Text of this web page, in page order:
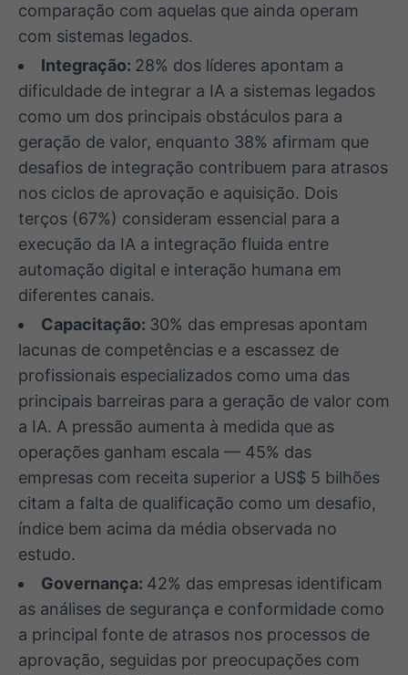
comparação com aquelas que ainda operam
com sistemas legados.
Integração: 28% dos líderes apontam a
dificuldade de integrar a IA a sistemas legados
como um dos principais obstáculos para a
geração de valor, enquanto 38% afirmam que
desafios de integração contribuem para atrasos
nos ciclos de aprovação e aquisição. Dois
terços (67%) consideram essencial para a
execução da IA a integração fluida entre
automação digital e interação humana em
diferentes canais.
Capacitação: 30% das empresas apontam
lacunas de competências e a escassez de
profissionais especializados como uma das
principais barreiras para a geração de valor com
a IA. A pressão aumenta à medida que as
operações ganham escala — 45% das
empresas com receita superior a US$ 5 bilhões
citam a falta de qualificação como um desafio,
índice bem acima da média observada no
estudo.
Governança: 42% das empresas identificam
as análises de segurança e conformidade como
a principal fonte de atrasos nos processos de
aprovação, seguidas por preocupações com